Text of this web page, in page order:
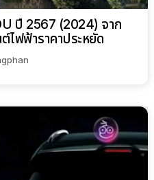
ปี 2567 (2024) จาก
ไฟฟ้าราคาประหยัด